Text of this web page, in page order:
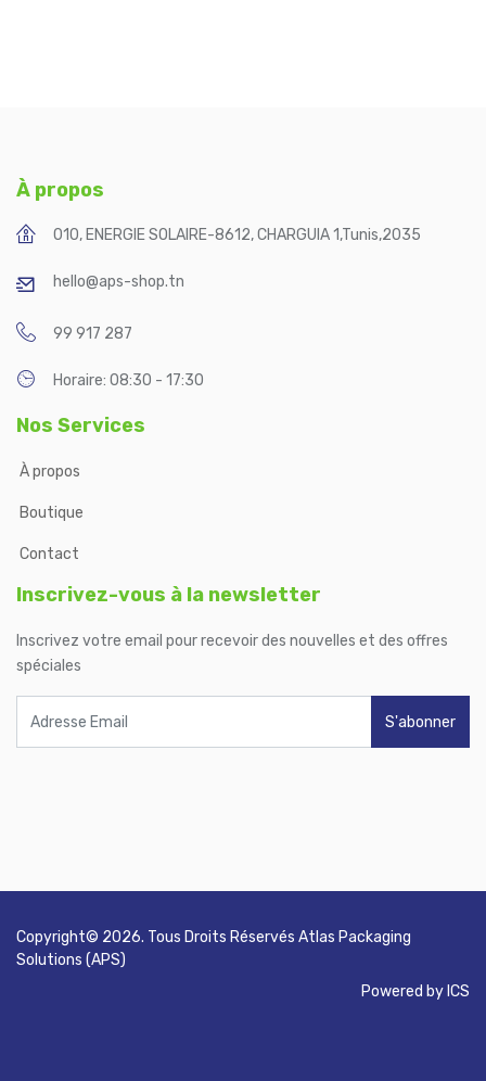
À propos
010, ENERGIE SOLAIRE-8612, CHARGUIA 1,Tunis,2035
hello@aps-shop.tn
99 917 287
Horaire: 08:30 - 17:30
Nos Services
À propos
Boutique
Contact
Inscrivez-vous à la newsletter
Inscrivez votre email pour recevoir des nouvelles et des offres
spéciales
S'abonner
Copyright© 2026. Tous Droits Réservés Atlas Packaging
Solutions (APS)
Powered by ICS